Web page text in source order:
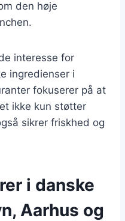
den høje
interesse for
ingredienser i
fokuserer på at
ikke kun støtter
sikrer friskhed og
i danske
Aarhus og